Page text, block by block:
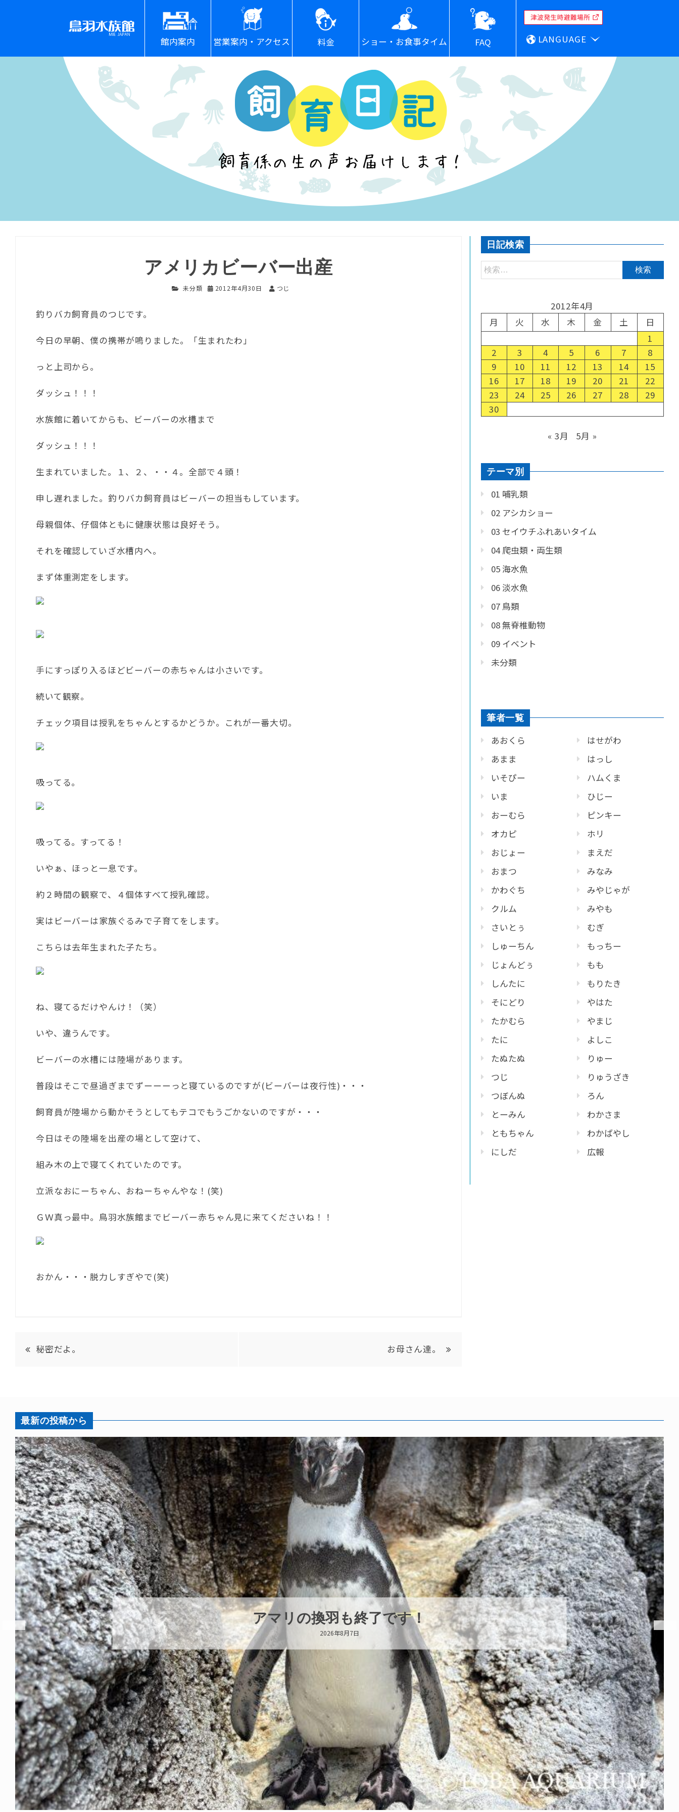
館内案内 営業案内・アクセス 料金 ショー・お食事タイム FAQ LANGUAGE
アメリカビーバー出産
未分類 2012年4月30日 つじ
釣りバカ飼育員のつじです。
今日の早朝、僕の携帯が鳴りました。「生まれたわ」
っと上司から。
ダッシュ！！！
水族館に着いてからも、ビーバーの水槽まで
ダッシュ！！！
生まれていました。１、２、・・４。全部で４頭！
申し遅れました。釣りバカ飼育員はビーバーの担当もしています。
母親個体、仔個体ともに健康状態は良好そう。
それを確認していざ水槽内へ。
まず体重測定をします。
手にすっぽり入るほどビーバーの赤ちゃんは小さいです。
続いて観察。
チェック項目は授乳をちゃんとするかどうか。これが一番大切。
吸ってる。
吸ってる。すってる！
いやぁ、ほっと一息です。
約２時間の観察で、４個体すべて授乳確認。
実はビーバーは家族ぐるみで子育てをします。
こちらは去年生まれた子たち。
ね、寝てるだけやんけ！（笑）
いや、違うんです。
ビーバーの水槽には陸場があります。
普段はそこで昼過ぎまでずーーーっと寝ているのですが (ビーバーは夜行性)・・・
飼育員が陸場から動かそうとしてもテコでもうごかないのですが・・・
今日はその陸場を出産の場として空けて、
組み木の上で寝てくれていたのです。
立派なおにーちゃん、おねーちゃんやな！(笑)
ＧＷ真っ最中。鳥羽水族館までビーバー赤ちゃん見に来てくださいね！！
おかん・・・脱力しすぎやで(笑)
秘密だよ。 お母さん達。
日記検索
2012年4月
月
火 水 木 金 土
日
1
2
3 4 5 6 7
8
9
10 11 12 13 14
15
16
17 18 19 20 21
22
23
24 25 26 27 28
29
30
« 3月 5月 »
テーマ別
01 哺乳類
02 アシカショー
03 セイウチふれあいタイム
04 爬虫類・両生類
05 海水魚
06 淡水魚
07 鳥類
08 無脊椎動物
09 イベント
未分類
筆者一覧
あおくら
あまま
いそぴー
いま
おーむら
オカピ
おじょー
おまつ
かわぐち
クルム
さいとぅ
しゅーちん
じょんどぅ
しんたに
そにどり
たかむら
たに
たぬたぬ
つじ
つぼんぬ
とーみん
ともちゃん
にしだ
はせがわ
はっし
ハムくま
ひじー
ピンキー
ホリ
まえだ
みなみ
みやじゃが
みやも
むぎ
もっちー
もも
もりたき
やはた
やまじ
よしこ
りゅー
りゅうざき
ろん
わかさま
わかばやし
広報
最新の投稿から
トビウオ幼魚展示中！
2026年8月6日